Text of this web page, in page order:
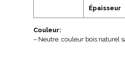
Épaisseur
Couleur:
– Neutre, couleur bois naturel